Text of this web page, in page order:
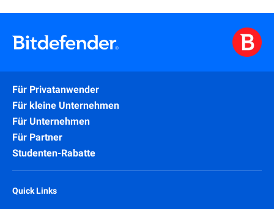
Für Privatanwender
Für kleine Unternehmen
Für Unternehmen
Für Partner
Studenten-Rabatte
Quick Links